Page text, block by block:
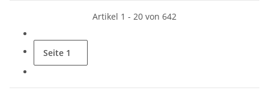
Artikel 1 - 20 von 642
Seite 1